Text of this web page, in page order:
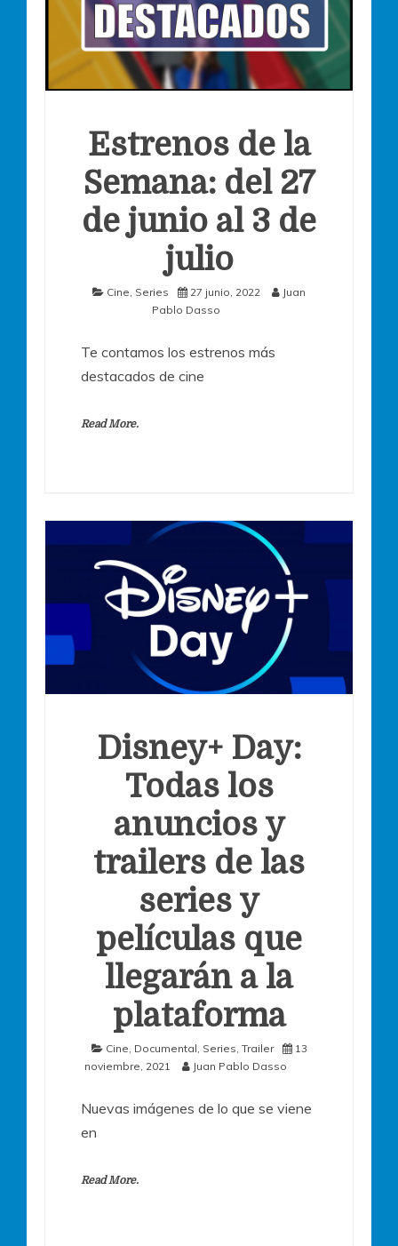
Estrenos de la
Semana: del 27
de junio al 3 de
julio
Cine Series 27 junio, 2022
Juan
Pablo Dasso
Te contamos los estrenos más
destacados de cine
Read More.
Disney+ Day:
Todas los
anuncios y
trailers de las
series y
películas que
llegarán a la
plataforma
Cine, Documental, Series, Trailer
13
noviembre, 2021
Juan Pablo Dasso
Nuevas imágenes de lo que se viene
en
Read More.